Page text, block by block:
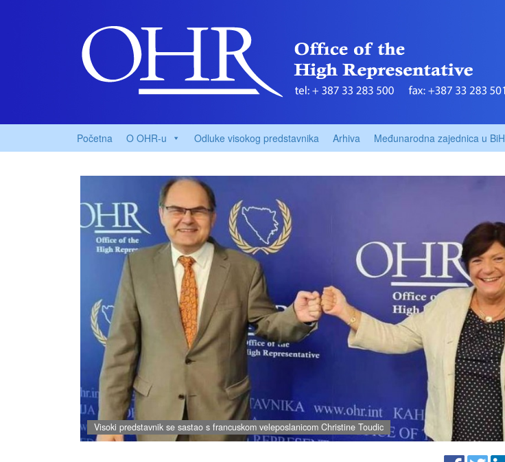
Početna O OHR-u Odluke visokog predstavnika Arhiva Međunarodna zajednica u BiH
Visoki predstavnik se sastao s francuskom veleposlanicom Christine Toudic